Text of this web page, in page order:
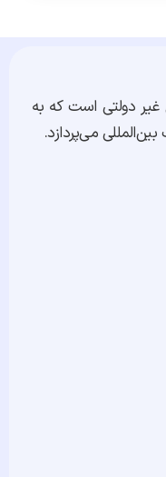
غیر دولتی است که به
می‌پردازد.